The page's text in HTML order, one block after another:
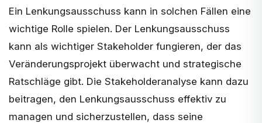
Ein Lenkungsausschuss kann in solchen Fällen eine
wichtige Rolle spielen. Der Lenkungsausschuss
kann als wichtiger Stakeholder fungieren, der das
Veränderungsprojekt überwacht und strategische
Ratschläge gibt. Die Stakeholderanalyse kann dazu
beitragen, den Lenkungsausschuss effektiv zu
managen und sicherzustellen, dass seine